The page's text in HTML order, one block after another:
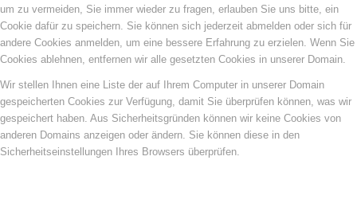
um zu vermeiden, Sie immer wieder zu fragen, erlauben Sie uns bitte, ein
Cookie dafür zu speichern. Sie können sich jederzeit abmelden oder sich für
andere Cookies anmelden, um eine bessere Erfahrung zu erzielen. Wenn Sie
Cookies ablehnen, entfernen wir alle gesetzten Cookies in unserer Domain.
Wir stellen Ihnen eine Liste der auf Ihrem Computer in unserer Domain
gespeicherten Cookies zur Verfügung, damit Sie überprüfen können, was wir
gespeichert haben. Aus Sicherheitsgründen können wir keine Cookies von
anderen Domains anzeigen oder ändern. Sie können diese in den
Sicherheitseinstellungen Ihres Browsers überprüfen.